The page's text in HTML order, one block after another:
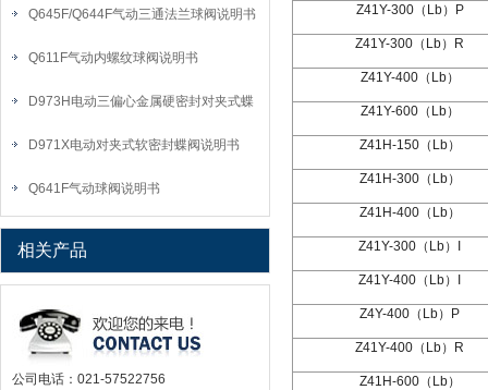
Q645F/Q644F气动三通法兰球阀说明书
Q611F气动内螺纹球阀说明书
D973H电动三偏心金属硬密封对夹式蝶
D971X电动对夹式软密封蝶阀说明书
Q641F气动球阀说明书
相关产品
公司电话：021-57522756
Z41Y-300（ Lb） P
Z41Y-300 （ Lb） R
Z41Y-400（ Lb）
Z41Y-600（ Lb）
Z41H-150（ Lb）
Z41H-300（ Lb）
Z41H-400（ Lb）
Z41Y-300 （ Lb） I
Z41Y-400 （ Lb） I
Z4Y-400 （ Lb） P
Z41Y-400 （ Lb） R
Z41H-600（ Lb）